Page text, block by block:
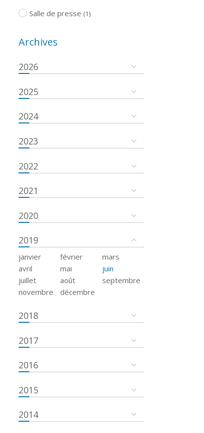
Salle de presse (1)
Archives
2026
2025
2024
2023
2022
2021
2020
2019
janvier février
mars
avril
mai
juin
juillet
août
septembre
novembre
décembre
2018
2017
2016
2015
2014